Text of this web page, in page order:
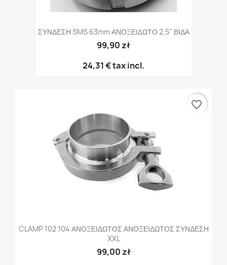
ΣΥΝΔΕΣΗ SMS 63mm ΑΝΟΞΕΙΔΩΤΟ 2,5" ΒΙΔΑ
99,90 zł
24,31 €tax incl.
CLAMP 102 104 ΑΝΟΞΕΙΔΩΤΟΣ ΑΝΟΞΕΙΔΩΤΟΣ ΣΥΝΔΕΣΗ
XXL
99,00 zł
favorite_border